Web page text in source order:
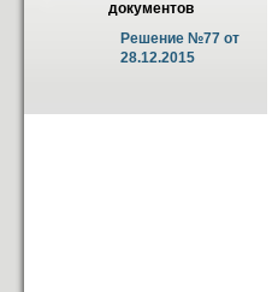
документов
Решение №77 от
28.12.2015